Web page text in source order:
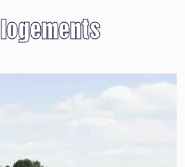
logements